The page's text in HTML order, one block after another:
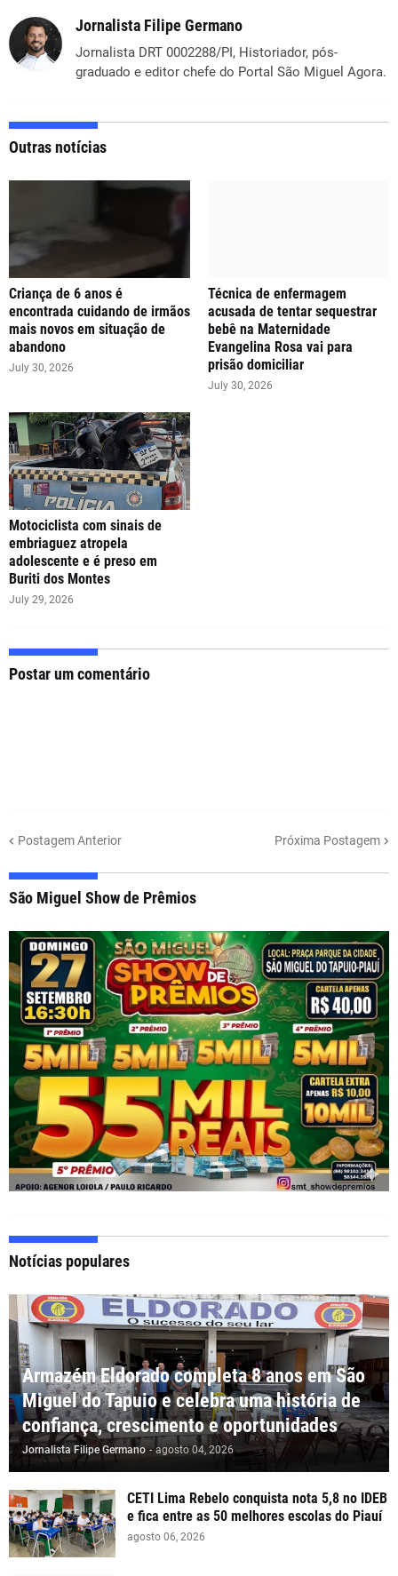
Jornalista Filipe Germano
Jornalista DRT 0002288/PI, Historiador, pós-
graduado e editor chefe do Portal São Miguel Agora.
Outras notícias
Criança de 6 anos é
encontrada cuidando de irmãos
mais novos em situação de
abandono
July 30, 2026
Técnica de enfermagem
acusada de tentar sequestrar
bebê na Maternidade
Evangelina Rosa vai para
prisão domiciliar
July 30, 2026
Motociclista com sinais de
embriaguez atropela
adolescente e é preso em
Buriti dos Montes
July 29, 2026
Postar um comentário
Postagem Anterior Próxima Postagem
São Miguel Show de Prêmios
Notícias populares
Armazém Eldorado completa 8 anos em São
Miguel do Tapuio e celebra uma história de
confiança, crescimento e oportunidades
Jornalista Filipe Germano - agosto 04, 2026
CETI Lima Rebelo conquista nota 5,8 no IDEB
e fica entre as 50 melhores escolas do Piauí
agosto 06, 2026